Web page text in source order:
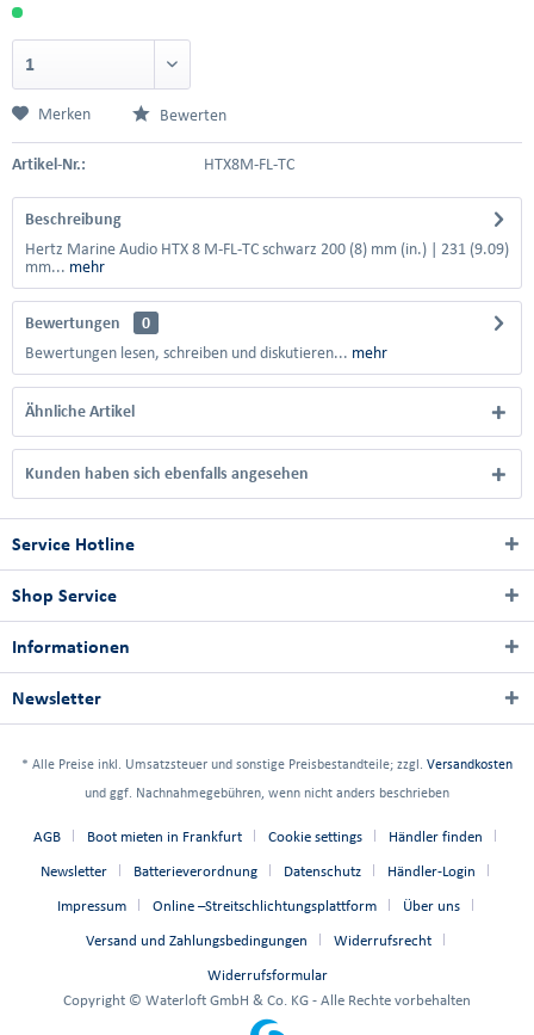
Merken Bewerten
Artikel-Nr.: HTX8M-FL-TC
Beschreibung
Hertz Marine Audio HTX 8 M-FL-TC schwarz 200 (8) mm (in.) | 231 (9.09)
mm... mehr
Bewertungen
0
Bewertungen lesen, schreiben und diskutieren... mehr
Ähnliche Artikel
Kunden haben sich ebenfalls angesehen
Service Hotline
Shop Service
Informationen
Newsletter
* Alle Preise inkl. Umsatzsteuer und sonstige Preisbestandteile; zzgl. Versandkosten
und ggf. Nachnahmegebühren, wenn nicht anders beschrieben
AGB Boot mieten in Frankfurt Cookie settings Händler finden
Newsletter Batterieverordnung Datenschutz Händler-Login
Impressum Online –Streitschlichtungsplattform Über uns
Versand und Zahlungsbedingungen Widerrufsrecht
Widerrufsformular
Copyright © Waterloft GmbH & Co. KG - Alle Rechte vorbehalten